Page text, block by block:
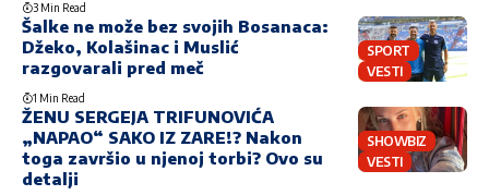
3 Min Read
SPORT
VESTI
Šalke ne može bez svojih Bosanaca:
Džeko, Kolašinac i Muslić
razgovarali pred meč
1 Min Read
SHOWBIZ
VESTI
ŽENU SERGEJA TRIFUNOVIĆA
„NAPAO“ SAKO IZ ZARE!? Nakon
toga završio u njenoj torbi? Ovo su
detalji